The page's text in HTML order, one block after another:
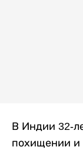
В Индии 32-
похищении и